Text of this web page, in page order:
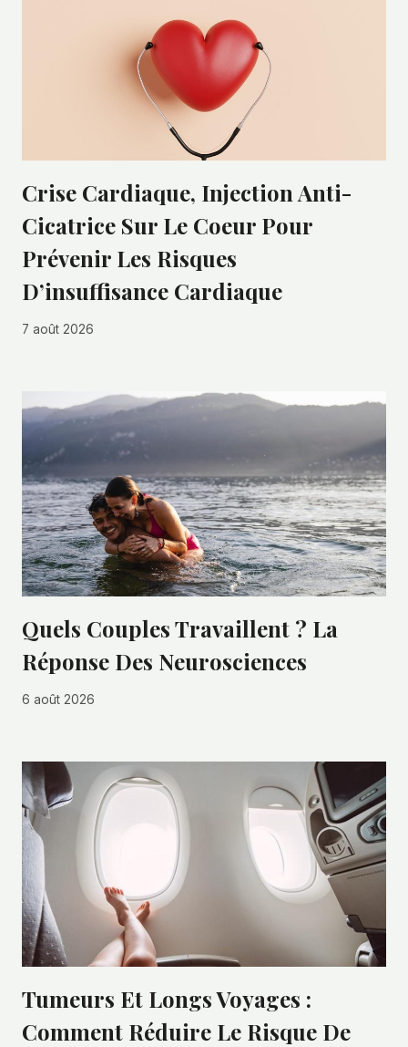
Crise Cardiaque, Injection Anti-
Cicatrice Sur Le Coeur Pour
Prévenir Les Risques
D’insuffisance Cardiaque
7 août 2026
Quels Couples Travaillent ? La
Réponse Des Neurosciences
6 août 2026
Tumeurs Et Longs Voyages :
Comment Réduire Le Risque De